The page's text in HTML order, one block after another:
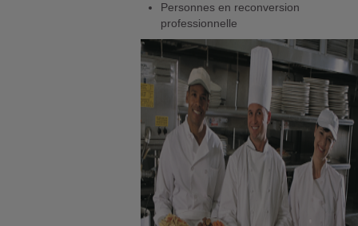
Personnes en reconversion
professionnelle